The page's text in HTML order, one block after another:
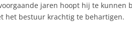
jaren hoopt hij te kunnen
het bestuur krachtig te behartigen.